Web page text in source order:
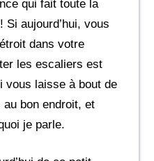
qui fait toute la
Si aujourd’hui, vous
dans votre
les escaliers est
vous laisse à bout de
bon endroit, et
je parle.